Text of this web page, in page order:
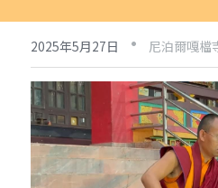
阿帝夏大尊者及嘎檔四
十六圓點
非洲
越南
法會活動
弘法活動
活動集錦
人文關懷
關懷流浪動物
加入義工
聯絡嘎檔
嘎檔分會
台灣
聯絡我們
立即捐款
2025年5月27日 · 尼泊爾嘎檔